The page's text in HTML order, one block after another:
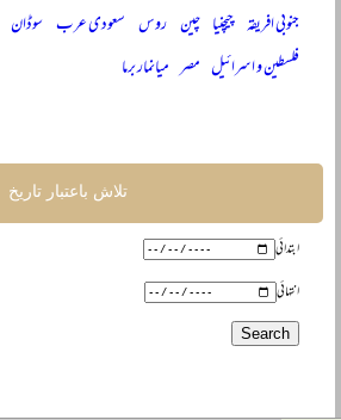
جنوبی افریقہ چیچنیا چین روس سعودی عرب سوڈان
فلسطین و اسرائیل مصر میانمار برما
تلاش باعتبار تاریخ
ابتدائی
انتہائی